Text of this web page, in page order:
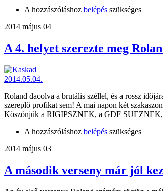
A hozzászóláshoz belépés szükséges
2014 május 04
A 4. helyet szerezte meg
Roland dacolva a brutális széllel, és a rossz
szereplő profikat sem! A mai napon két
Köszönjük a RIGIPSZNEK, a GDF
A hozzászóláshoz belépés szükséges
2014 május 03
A második verseny már jól